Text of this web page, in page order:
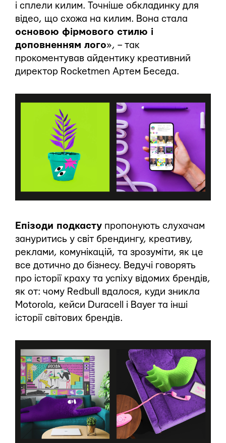
і сплели килим. Точніше обкладинку для
відео, що схожа на килим. Вона стала
основою фірмового стилю і
доповненням лого», – так
прокоментував айдентику креативний
директор Rocketmen Артем Беседа.
Епізоди подкасту пропонують слухачам
зануритись у світ брендингу, креативу,
реклами, комунікацій, та зрозуміти, як це
все дотично до бізнесу. Ведучі говорять
про історії краху та успіху відомих брендів,
як от: чому Redbull вдалося, куди зникла
Motorola, кейси Duracell і Bayer та інші
історії світових брендів.